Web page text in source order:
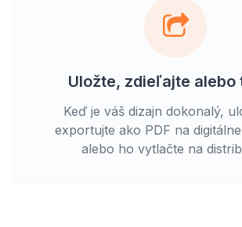
Uložte, zdieľajte alebo
Keď je váš dizajn dokonalý,
exportujte ako PDF na
alebo ho vytlačte na